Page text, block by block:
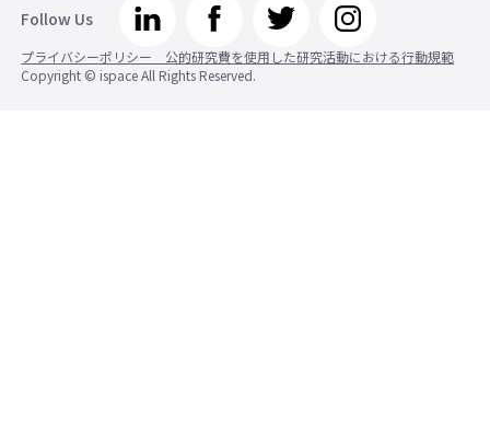
Copyright © ispace All Rights Reserved.
プライバシーポリシー 公的研究費を使用した研究活動における行動規範
Follow Us